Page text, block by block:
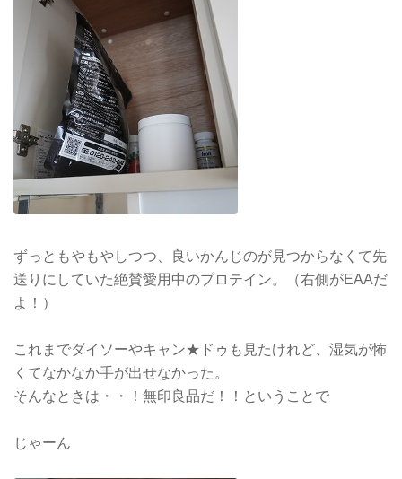
ずっともやもやしつつ、良いかんじのが見つからなくて先
送りにしていた絶賛愛用中のプロテイン。（右側がEAAだ
よ！）
これまでダイソーやキャン★ドゥも見たけれど、湿気が怖
くてなかなか手が出せなかった。
そんなときは・・！無印良品だ！！ということで
じゃーん